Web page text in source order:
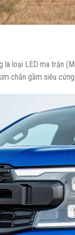
là loại LED ma trận
chắn gầm siêu